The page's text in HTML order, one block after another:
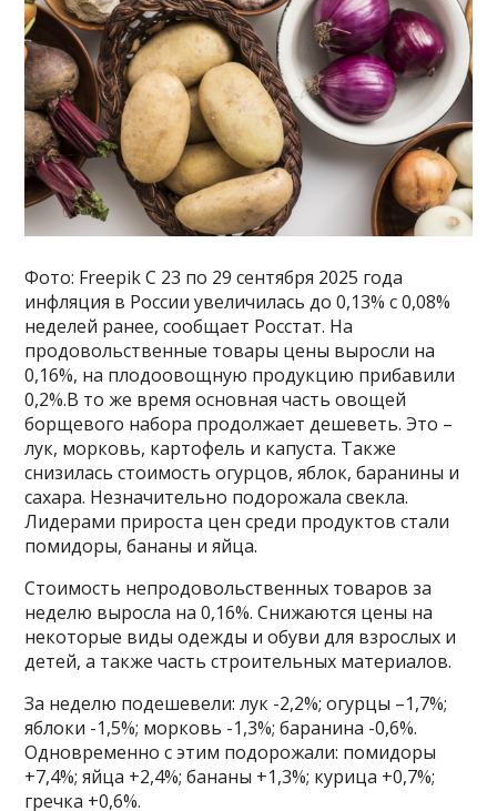
Фото: Freepik С 23 по 29 сентября 2025 года
инфляция в России увеличилась до 0,13% с 0,08%
неделей ранее, сообщает Росстат. На
продовольственные товары цены выросли на
0,16%, на плодоовощную продукцию прибавили
0,2%.В то же время основная часть овощей
борщевого набора продолжает дешеветь. Это –
лук, морковь, картофель и капуста. Также
снизилась стоимость огурцов, яблок, баранины и
сахара. Незначительно подорожала свекла.
Лидерами прироста цен среди продуктов стали
помидоры, бананы и яйца.
Стоимость непродовольственных товаров за
неделю выросла на 0,16%. Снижаются цены на
некоторые виды одежды и обуви для взрослых и
детей, а также часть строительных материалов.
За неделю подешевели: лук -2,2%; огурцы –1,7%;
яблоки -1,5%; морковь -1,3%; баранина -0,6%.
Одновременно с этим подорожали: помидоры
+7,4%; яйца +2,4%; бананы +1,3%; курица +0,7%;
гречка +0,6%.